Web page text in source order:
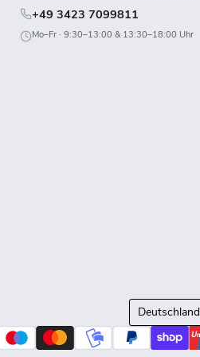
+49 3423 7099811
Mo–Fr · 9:30–13:00 & 13:30–18:00 Uhr
Land
Deutschland